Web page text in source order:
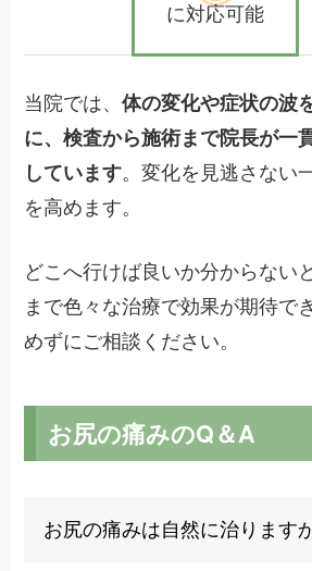
に対応可能
当院では、体の変化や症状の波
に、検査から施術まで院長が一
しています。変化を見逃さない
を高めます。
どこへ行けば良いか分からない
まで色々な治療で効果が期待で
めずにご相談ください。
お尻の痛みのQ＆A
お尻の痛みは自然に治ります